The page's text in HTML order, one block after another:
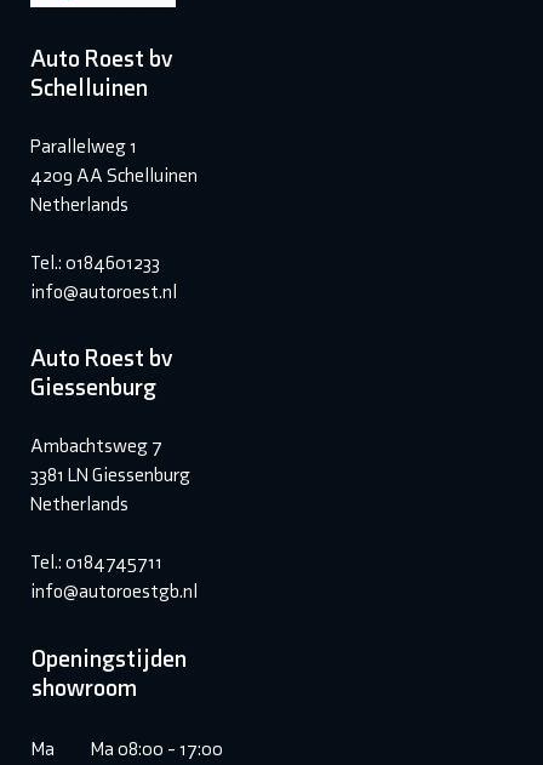
Auto Roest bv
Schelluinen
Parallelweg 1
4209 AA Schelluinen
Netherlands
Tel.: 0184601233
info@autoroest.nl
Auto Roest bv
Giessenburg
Ambachtsweg 7
3381 LN Giessenburg
Netherlands
Tel.: 0184745711
info@autoroestgb.nl
Openingstijden
showroom
Ma
Ma 08:00 - 17:00